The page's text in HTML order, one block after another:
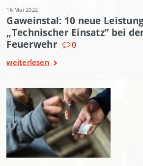
16 Mai 2022
Gaweinstal: 10 neue
„Technischer Einsatz” bei
Feuerwehr
0
weiterlesen